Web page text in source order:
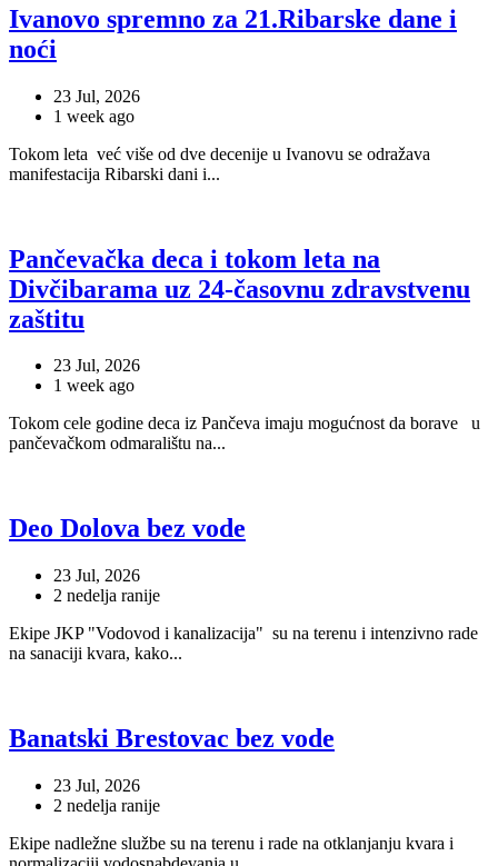
Ivanovo spremno za 21.Ribarske dane i
noći
23 Jul, 2026
1 week ago
Tokom leta već više od dve decenije u Ivanovu se odražava
manifestacija Ribarski dani i...
Pančevačka deca i tokom leta na
Divčibarama uz 24-časovnu zdravstvenu
zaštitu
23 Jul, 2026
1 week ago
Tokom cele godine deca iz Pančeva imaju mogućnost da borave u
pančevačkom odmaralištu na...
Deo Dolova bez vode
23 Jul, 2026
2 nedelja ranije
Ekipe JKP "Vodovod i kanalizacija" su na terenu i intenzivno rade
na sanaciji kvara, kako...
Banatski Brestovac bez vode
23 Jul, 2026
2 nedelja ranije
Ekipe nadležne službe su na terenu i rade na otklanjanju kvara i